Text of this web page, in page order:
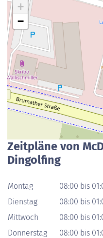
+
−
Zeitpläne von
Dingolfing
Montag
08:00 bis
Dienstag
08:00 bis
Mittwoch
08:00 bis
Donnerstag
08:00 bis